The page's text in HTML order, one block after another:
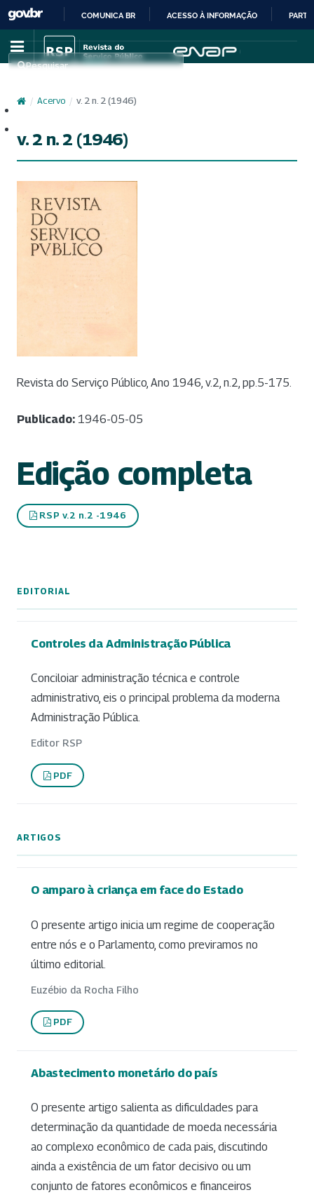
IR
PARA
COMUNICA BR ACESSO À INFORMAÇÃO
Pesquisar
/ Acervo / v. 2 n. 2 (1946)
v. 2 n. 2 (1946)
Revista do Serviço Público, Ano 1946, v.2, n.2, pp.5-175.
Publicado: 1946-05-05
Edição completa
RSP v.2 n.2 -1946
EDITORIAL
Controles da Administração Pública
Conciloiar administração técnica e controle
administrativo, eis o principal problema da moderna
Administração Pública.
Editor RSP
PDF
ARTIGOS
O amparo à criança em face do Estado
O presente artigo inicia um regime de cooperação
entre nós e o Parlamento, como previramos no
último editorial.
Euzébio da Rocha Filho
PDF
Abastecimento monetário do país
O presente artigo salienta as dificuldades para
determinação da quantidade de moeda necessária
ao complexo econômico de cada pais, discutindo
ainda a existência de um fator decisivo ou um
conjunto de fatores econômicos e financeiros